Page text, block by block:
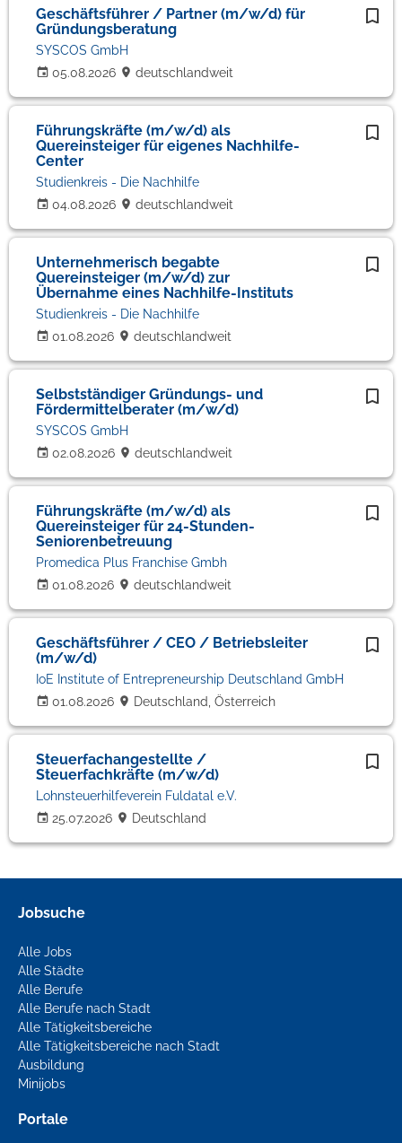
Geschäftsführer / Partner (m/w/d) für
Gründungsberatung
05.08.2026
SYSCOS GmbH
deutschlandweit
Führungskräfte (m/w/d) als
Quereinsteiger für eigenes Nachhilfe-
Center
04.08.2026
Studienkreis - Die Nachhilfe
deutschlandweit
Unternehmerisch begabte
Quereinsteiger (m/w/d) zur
Übernahme eines Nachhilfe-Instituts
01.08.2026
Studienkreis - Die Nachhilfe
deutschlandweit
Selbstständiger Gründungs- und
Fördermittelberater (m/w/d)
02.08.2026
SYSCOS GmbH
deutschlandweit
Führungskräfte (m/w/d) als
Quereinsteiger für 24-Stunden-
Seniorenbetreuung
01.08.2026
Promedica Plus Franchise Gmbh
deutschlandweit
Geschäftsführer / CEO / Betriebsleiter
(m/w/d)
01.08.2026
IoE Institute of Entrepreneurship Deutschland GmbH
Deutschland, Österreich
Steuerfachangestellte /
Steuerfachkräfte (m/w/d)
25.07.2026
Lohnsteuerhilfeverein Fuldatal e.V.
Deutschland
Jobsuche
Alle Jobs
Alle Städte
Alle Berufe
Alle Berufe nach Stadt
Alle Tätigkeitsbereiche
Alle Tätigkeitsbereiche nach Stadt
Ausbildung
Minijobs
Portale